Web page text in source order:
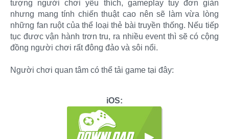
tượng người chơi yêu thích, gameplay tuy đơn giản
nhưng mang tính chiến thuật cao nên sẽ làm vừa lòng
những fan ruột của thể loại thẻ bài truyền thống. Nếu tiếp
tục đươc vận hành trơn tru, ra nhiều event thì sẽ có cộng
đồng người chơi rất đông đảo và sôi nổi.
Người chơi quan tâm có thể tải game tại đây:
iOS: